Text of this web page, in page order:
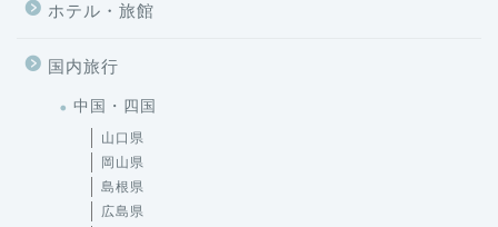
ホテル・旅館
国内旅行
中国・四国
山口県
岡山県
島根県
広島県